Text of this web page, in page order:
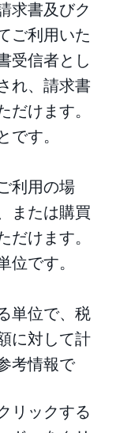
求書及びク
ご利用いた
受信者とし
れ、請求書
だけます。
です。
利用の場
または購買
だけます。
位です。
単位で、税
に対して計
考情報で
リックする